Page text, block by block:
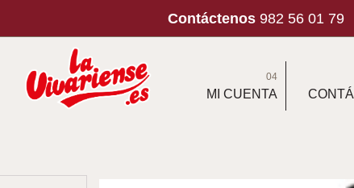
Contáctenos 982 56 01 79
04
MI CUENTA